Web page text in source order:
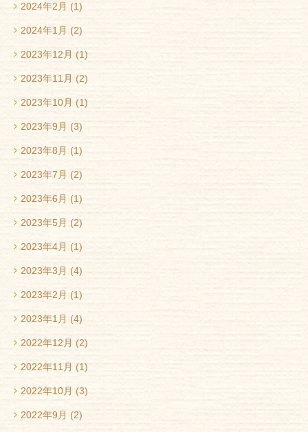
2024年2月 (1)
2024年1月 (2)
2023年12月 (1)
2023年11月 (2)
2023年10月 (1)
2023年9月 (3)
2023年8月 (1)
2023年7月 (2)
2023年6月 (1)
2023年5月 (2)
2023年4月 (1)
2023年3月 (4)
2023年2月 (1)
2023年1月 (4)
2022年12月 (2)
2022年11月 (1)
2022年10月 (3)
2022年9月 (2)